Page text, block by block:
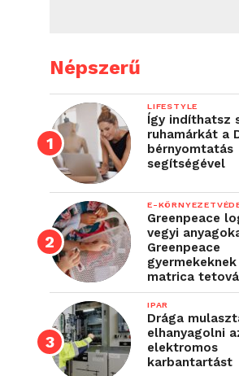
Népszerű
LIFESTYLE
Így indíthatsz
ruhamárkát a
bérnyomtatás
segítségével
E-
Greenpeace
vegyi
Greenpeace
matrica
IPAR
Drága
elhanyagolni
elektromos
karbantartást